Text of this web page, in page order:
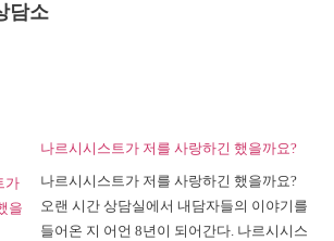
담소
나르시시스트가 저를 사랑하긴 했을까요?
나르시시스트가 저를 사랑하긴 했을까요?
오랜 시간 상담실에서 내담자들의 이야기를
들어온 지 어언 8년이 되어간다. 나르시시스